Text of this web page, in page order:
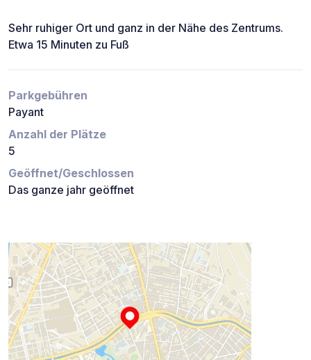
Sehr ruhiger Ort und ganz in der Nähe des Zentrums.
Etwa 15 Minuten zu Fuß
Parkgebühren
Payant
Anzahl der Plätze
5
Geöffnet/Geschlossen
Das ganze jahr geöffnet